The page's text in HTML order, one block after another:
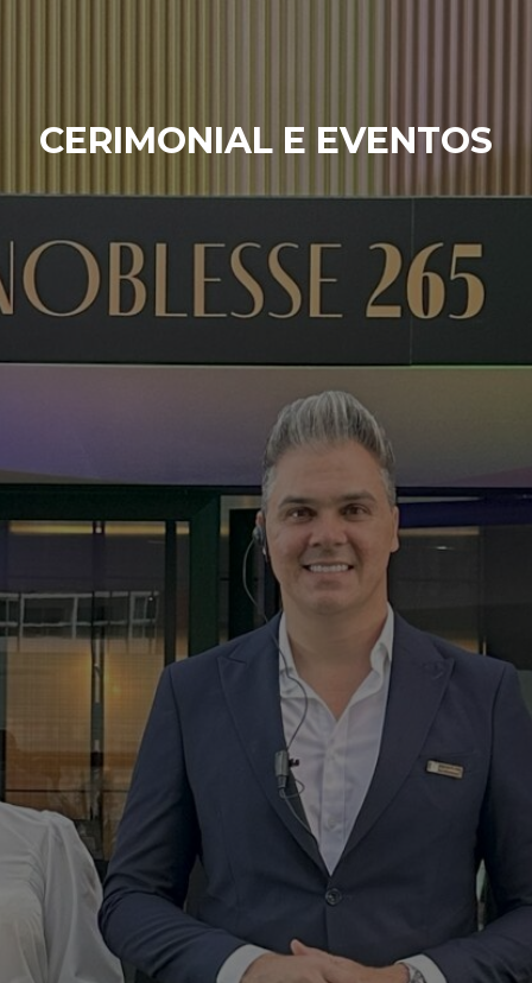
CERIMONIAL E EVENTOS